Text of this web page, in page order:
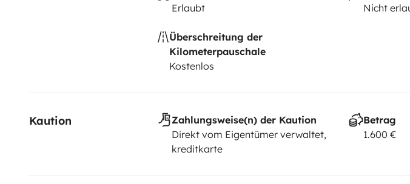
Erlaubt
Nicht
Überschreitung der
Kilometerpauschale
Kostenlos
Kaution
Zahlungsweise(n) der Kaution
Direkt vom Eigentümer verwaltet,
kreditkarte
Betrag
1.600 €